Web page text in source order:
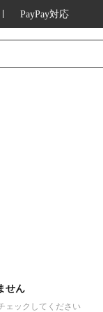
PayPay対応
せん
ェックしてください